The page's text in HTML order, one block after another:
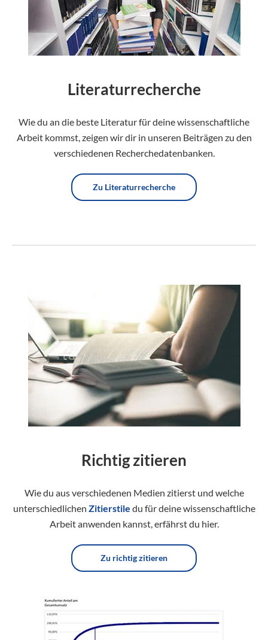
Literaturrecherche
Wie du an die beste Literatur für deine wissenschaftliche
Arbeit kommst, zeigen wir dir in unseren Beiträgen zu den
verschiedenen Recherchedatenbanken.
Zu Literaturrecherche
Richtig zitieren
Wie du aus verschiedenen Medien zitierst und welche
unterschiedlichen Zitierstile du für deine wissenschaftliche
Arbeit anwenden kannst, erfährst du hier.
Zu richtig zitieren